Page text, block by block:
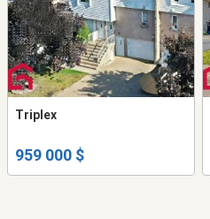
Triplex
959 000 $